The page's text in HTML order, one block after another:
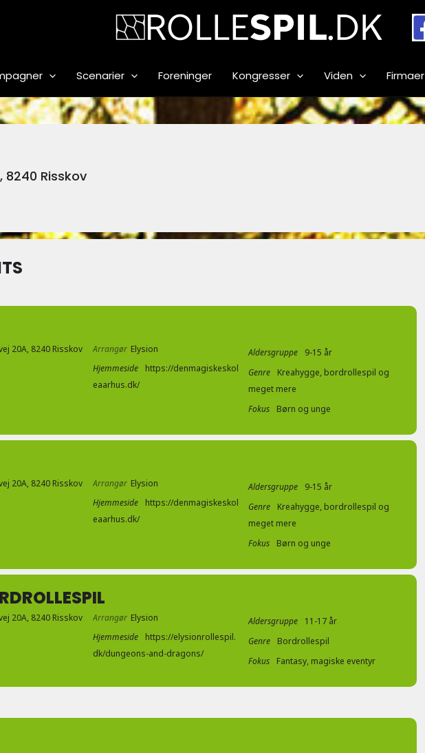
Scenarier Foreninger Kongresser Viden Firmaer
Risskov
20A, 8240 Risskov Arrangør Elysion
Hjemmeside
https://denmagiskeskol
eaarhus.dk/
Aldersgruppe
9-15 år
Genre
Kreahygge, bordrollespil og
meget mere
Fokus
Børn og unge
20A, 8240 Risskov Arrangør Elysion
Hjemmeside
https://denmagiskeskol
eaarhus.dk/
Aldersgruppe
9-15 år
Genre
Kreahygge, bordrollespil og
meget mere
Fokus
Børn og unge
20A, 8240 Risskov Arrangør Elysion
Hjemmeside
https://elysionrollespil.
dk/dungeons-and-dragons/
Aldersgruppe
11-17 år
Genre
Bordrollespil
Fokus
Fantasy, magiske eventyr